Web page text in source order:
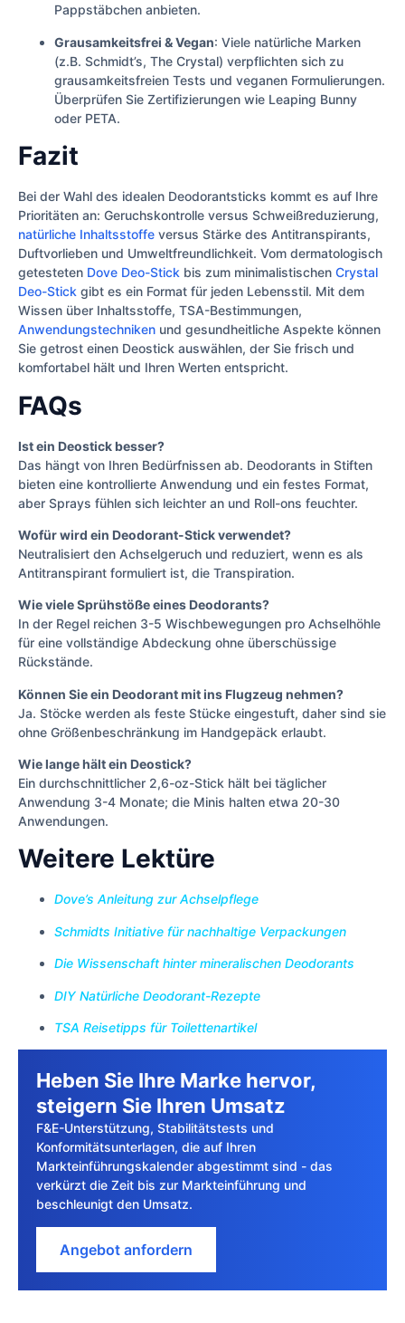
Pappstäbchen anbieten.
Grausamkeitsfrei & Vegan: Viele natürliche Marken
(z.B. Schmidt’s, The Crystal) verpflichten sich zu
grausamkeitsfreien Tests und veganen Formulierungen.
Überprüfen Sie Zertifizierungen wie Leaping Bunny
oder PETA.
Fazit
Bei der Wahl des idealen Deodorantsticks kommt es auf Ihre
Prioritäten an: Geruchskontrolle versus Schweißreduzierung,
natürliche Inhaltsstoffe versus Stärke des Antitranspirants,
Duftvorlieben und Umweltfreundlichkeit. Vom dermatologisch
getesteten Dove Deo-Stick bis zum minimalistischen Crystal
Deo-Stick gibt es ein Format für jeden Lebensstil. Mit dem
Wissen über Inhaltsstoffe, TSA-Bestimmungen,
Anwendungstechniken und gesundheitliche Aspekte können
Sie getrost einen Deostick auswählen, der Sie frisch und
komfortabel hält und Ihren Werten entspricht.
FAQs
Ist ein Deostick besser?
Das hängt von Ihren Bedürfnissen ab. Deodorants in Stiften
bieten eine kontrollierte Anwendung und ein festes Format,
aber Sprays fühlen sich leichter an und Roll-ons feuchter.
Wofür wird ein Deodorant-Stick verwendet?
Neutralisiert den Achselgeruch und reduziert, wenn es als
Antitranspirant formuliert ist, die Transpiration.
Wie viele Sprühstöße eines Deodorants?
In der Regel reichen 3-5 Wischbewegungen pro Achselhöhle
für eine vollständige Abdeckung ohne überschüssige
Rückstände.
Können Sie ein Deodorant mit ins Flugzeug nehmen?
Ja. Stöcke werden als feste Stücke eingestuft, daher sind sie
ohne Größenbeschränkung im Handgepäck erlaubt.
Wie lange hält ein Deostick?
Ein durchschnittlicher 2,6-oz-Stick hält bei täglicher
Anwendung 3-4 Monate; die Minis halten etwa 20-30
Anwendungen.
Weitere Lektüre
Dove’s Anleitung zur Achselpflege
Schmidts Initiative für nachhaltige Verpackungen
Die Wissenschaft hinter mineralischen Deodorants
DIY Natürliche Deodorant-Rezepte
TSA Reisetipps für Toilettenartikel
Heben Sie Ihre Marke hervor,
steigern Sie Ihren Umsatz
F&E-Unterstützung, Stabilitätstests und
Konformitätsunterlagen, die auf Ihren
Markteinführungskalender abgestimmt sind - das
verkürzt die Zeit bis zur Markteinführung und
beschleunigt den Umsatz.
Angebot anfordern